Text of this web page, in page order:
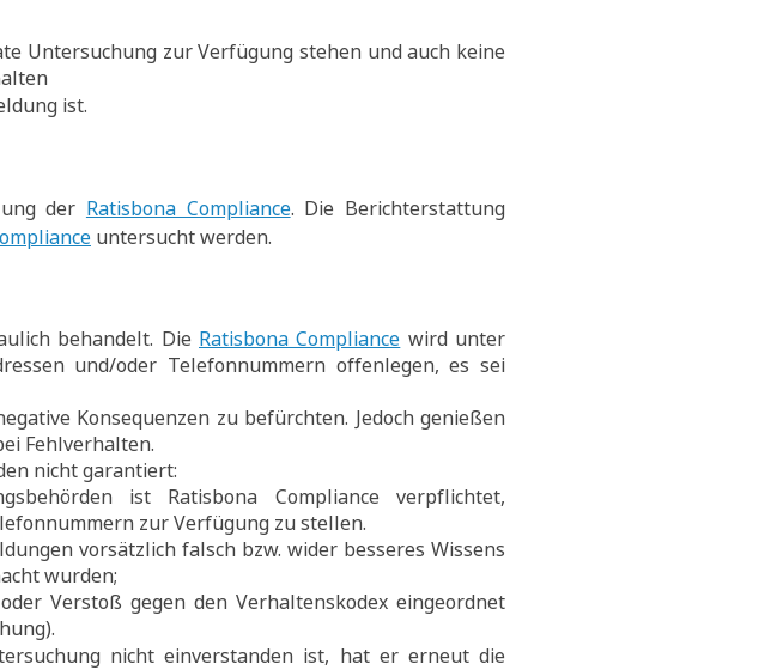
Untersuchung zur Verfügung stehen und auch keine
ist.
der Ratisbona Compliance. Die Berichterstattung
untersucht werden.
behandelt. Die Ratisbona Compliance wird unter
und/oder Telefonnummern offenlegen, es sei
Konsequenzen zu befürchten. Jedoch genießen
Fehlverhalten.
nicht garantiert:
ist Ratisbona Compliance verpflichtet,
zur Verfügung zu stellen.
vorsätzlich falsch bzw. wider besseres Wissens
wurden;
Verstoß gegen den Verhaltenskodex eingeordnet
nicht einverstanden ist, hat er erneut die